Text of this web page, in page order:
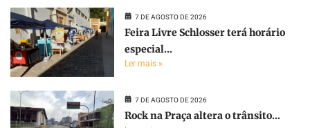
7 DE AGOSTO DE 2026
Feira Livre Schlosser terá horário
especial...
Ler mais »
7 DE AGOSTO DE 2026
Rock na Praça altera o trânsito...